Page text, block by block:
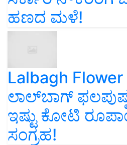
ಹಣದ ಮಳೆ!
Lalbagh
ಲಾಲ್‌ಬಾಗ್
ಇಷ್ಟು ಕೋಟಿ
ಸಂಗ್ರಹ!